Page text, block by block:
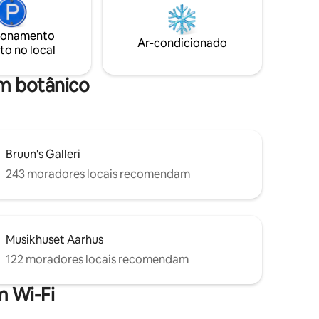
o
moderno de plano aberto de dois
andares, com portas e janelas de vidro do
chão ao teto, permitindo vistas incríveis
do oceano e do nascer do sol.
no local
Ar-condicionado
botânico
Bruun's Galleri
243 moradores locais recomendam
Musikhuset Aarhus
122 moradores locais recomendam
Wi-Fi